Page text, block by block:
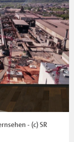
- (c) SR